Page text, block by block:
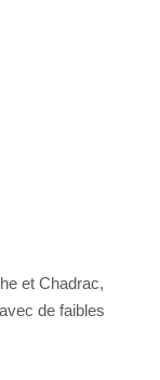
et Chadrac,
de faibles